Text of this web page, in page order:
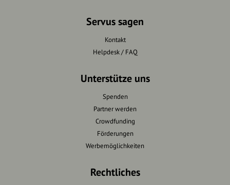
Servus sagen
Kontakt
Helpdesk / FAQ
Unterstütze uns
Spenden
Partner werden
Crowdfunding
Förderungen
Werbemöglichkeiten
Rechtliches